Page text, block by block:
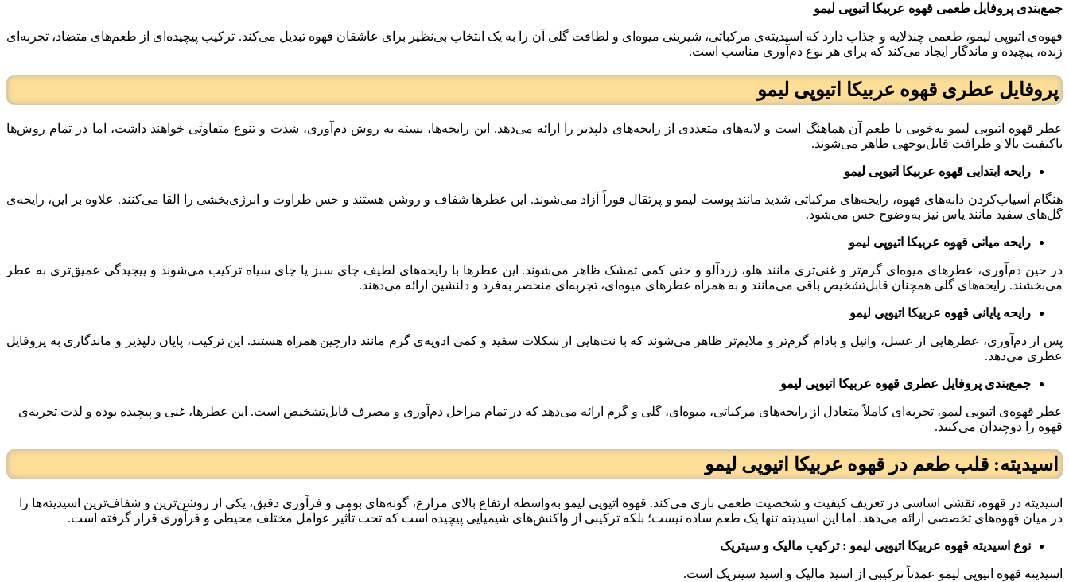
جمع‌بندی پروفایل طعمی قهوه عربیکا اتیوپی لیمو
قهوه‌ی اتیوپی لیمو، طعمی چندلایه و جذاب دارد که اسیدیته‌ی مرکباتی، شیرینی میوه‌ای و لطافت گلی آن را به یک انتخاب بی‌نظیر برای عاشقان قهوه تبدیل می‌کند. ترکیب پیچیده‌ای از طعم‌های متضاد، تجربه‌ای
زنده، پیچیده و ماندگار ایجاد می‌کند که برای هر نوع دم‌آوری مناسب است.
پروفایل عطری قهوه عربیکا اتیوپی لیمو
عطر قهوه اتیوپی لیمو به‌خوبی با طعم آن هماهنگ است و لایه‌های متعددی از رایحه‌های دلپذیر را ارائه می‌دهد. این رایحه‌ها، بسته به روش دم‌آوری، شدت و تنوع متفاوتی خواهند داشت، اما در تمام روش‌ها
باکیفیت بالا و ظرافت قابل‌توجهی ظاهر می‌شوند.
رایحه ابتدایی قهوه عربیکا اتیوپی لیمو
هنگام آسیاب‌کردن دانه‌های قهوه، رایحه‌های مرکباتی شدید مانند پوست لیمو و پرتقال فوراً آزاد می‌شوند. این عطرها شفاف و روشن هستند و حس طراوت و انرژی‌بخشی را القا می‌کنند. علاوه بر این، رایحه‌ی
گل‌های سفید مانند یاس نیز به‌وضوح حس می‌شود.
رایحه میانی قهوه عربیکا اتیوپی لیمو
در حین دم‌آوری، عطرهای میوه‌ای گرم‌تر و غنی‌تری مانند هلو، زردآلو و حتی کمی تمشک ظاهر می‌شوند. این عطرها با رایحه‌های لطیف چای سبز یا چای سیاه ترکیب می‌شوند و پیچیدگی عمیق‌تری به عطر
می‌بخشند. رایحه‌های گلی همچنان قابل‌تشخیص باقی می‌مانند و به همراه عطرهای میوه‌ای، تجربه‌ای منحصر به‌فرد و دلنشین ارائه می‌دهند.
رایحه پایانی قهوه عربیکا اتیوپی لیمو
پس از دم‌آوری، عطرهایی از عسل، وانیل و بادام گرم‌تر و ملایم‌تر ظاهر می‌شوند که با نت‌هایی از شکلات سفید و کمی ادویه‌ی گرم مانند دارچین همراه هستند. این ترکیب، پایان دلپذیر و ماندگاری به پروفایل
عطری می‌دهد.
جمع‌بندی پروفایل عطری قهوه عربیکا اتیوپی لیمو
عطر قهوه‌ی اتیوپی لیمو، تجربه‌ای کاملاً متعادل از رایحه‌های مرکباتی، میوه‌ای، گلی و گرم ارائه می‌دهد که در تمام مراحل دم‌آوری و مصرف قابل‌تشخیص است. این عطرها، غنی و پیچیده بوده و لذت تجربه‌ی
قهوه را دوچندان می‌کنند.
اسیدیته: قلب طعم در قهوه عربیکا اتیوپی لیمو
اسیدیته در قهوه، نقشی اساسی در تعریف کیفیت و شخصیت طعمی بازی می‌کند. قهوه اتیوپی لیمو به‌واسطه ارتفاع بالای مزارع، گونه‌های بومی و فرآوری دقیق، یکی از روشن‌ترین و شفاف‌ترین اسیدیته‌ها را
در میان قهوه‌های تخصصی ارائه می‌دهد. اما این اسیدیته تنها یک طعم ساده نیست؛ بلکه ترکیبی از واکنش‌های شیمیایی پیچیده است که تحت تأثیر عوامل مختلف محیطی و فرآوری قرار گرفته است.
نوع اسیدیته قهوه عربیکا اتیوپی لیمو : ترکیب مالیک و سیتریک
اسیدیته قهوه اتیوپی لیمو عمدتاً ترکیبی از اسید مالیک و اسید سیتریک است.